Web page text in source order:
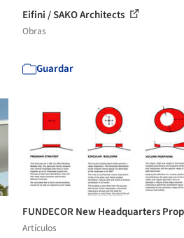
Eifini / SAKO Architects
Obras
Guardar
FUNDECOR New Headquarters
Artículos